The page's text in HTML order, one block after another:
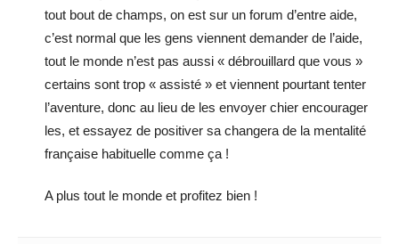
tout bout de champs, on est sur un forum d’entre aide,
c’est normal que les gens viennent demander de l’aide,
tout le monde n’est pas aussi « débrouillard que vous »
certains sont trop « assisté » et viennent pourtant tenter
l’aventure, donc au lieu de les envoyer chier encourager
les, et essayez de positiver sa changera de la mentalité
française habituelle comme ça !
A plus tout le monde et profitez bien !